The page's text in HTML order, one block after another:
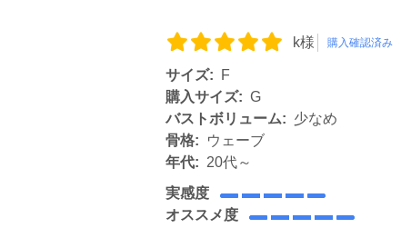
k様 購入確認済み
サイズ:
F
購入サイズ: G
バストボリューム: 少なめ
骨格:
ウェーブ
年代: 20代～
実感度
オススメ度